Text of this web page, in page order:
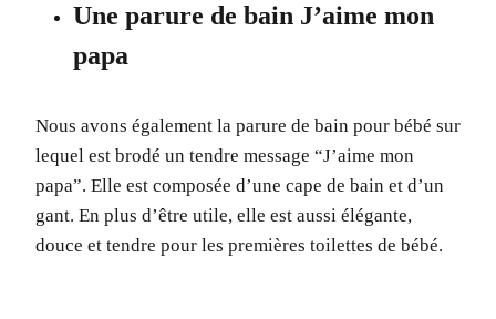
Une parure de bain J’aime mon
papa
Nous avons également la parure de bain pour bébé sur
lequel est brodé un tendre message “J’aime mon
papa”. Elle est composée d’une cape de bain et d’un
gant. En plus d’être utile, elle est aussi élégante,
douce et tendre pour les premières toilettes de bébé.